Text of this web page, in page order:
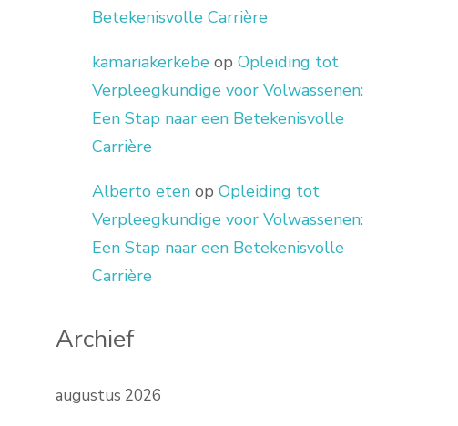
Betekenisvolle Carrière
kamariakerkebe opOpleiding tot
Verpleegkundige voor Volwassenen:
Een Stap naar een Betekenisvolle
Carrière
Alberto eten opOpleiding tot
Verpleegkundige voor Volwassenen:
Een Stap naar een Betekenisvolle
Carrière
Archief
augustus 2026